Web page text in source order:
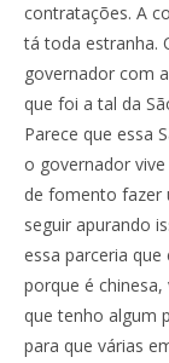
contratações. A
tá toda estranha.
governador com
que foi a tal da
Parece que essa
o governador
de fomento fazer
seguir apurando
essa parceria
porque é
que tenho algum
para que várias